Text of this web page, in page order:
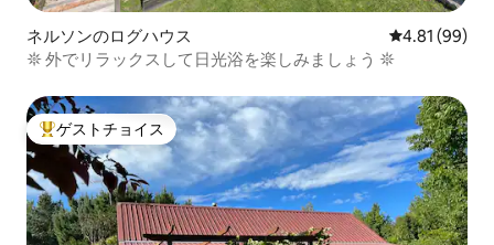
ネルソンのログハウス レビュー99
4.81 (99)
𖤓 外でリラックスして日光浴を楽しみましょう 𖤓
大好評のゲストチョイスです。
ゲストチョイス